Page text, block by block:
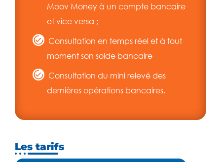
Moov Money à un compte bancaire
et vice versa ;
Consultation en temps réel et à tout
moment son solde bancaire
Consultation du mini relevé des
dernières opérations bancaires.
Les tarifs